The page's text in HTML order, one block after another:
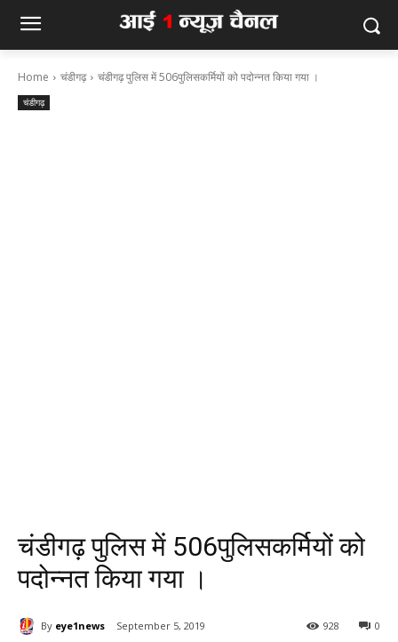
Home चंडीगढ़ चंडीगढ़ पुलिस में 506पुलिसकर्मियों को पदोन्नत किया गया ।
चंडीगढ़
चंडीगढ़ पुलिस में 506पुलिसकर्मियों को
पदोन्नत किया गया ।
By eye1news September 5, 2019 0
928